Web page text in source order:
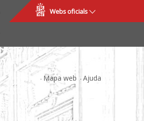
Webs oficials
Mapa web Ajuda